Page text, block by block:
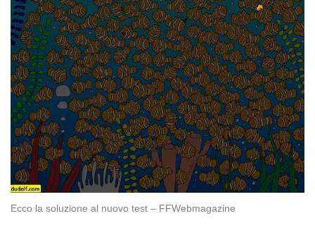
Ecco la soluzione al nuovo test – FFWebmagazine